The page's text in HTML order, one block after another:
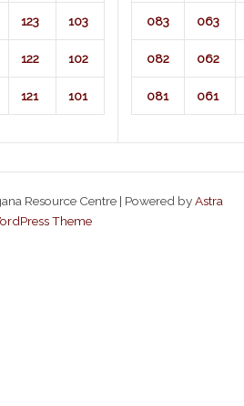
123 103
122 102
121 101
083 063
082 062
081 061
Resource Centre | Powered byAstra
Theme